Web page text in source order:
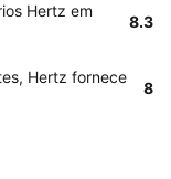
Hertz em
8.3
Hertz fornece
8